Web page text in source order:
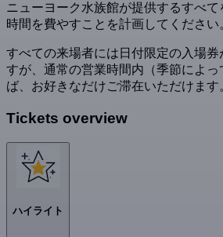
ニューヨーク水族館が提供するすべ
時間を費やすことを計画してください
すべての来場者には日付限定の入場券
すが、通常の営業時間内（季節によ
ば、お好きなだけご滞在いただけます
Tickets overview
ハイライト